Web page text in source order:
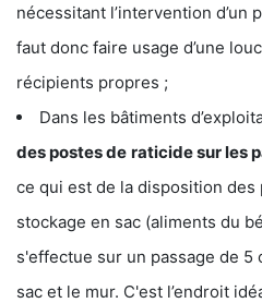
nécessitant l’intervention d’un
faut donc faire usage d’une
récipients propres ;
Dans les bâtiments
des postes de raticide sur les
ce qui est de la disposition des
stockage en sac (aliments du
s'effectue sur un passage de 5
sac et le mur. C'est l’endroit